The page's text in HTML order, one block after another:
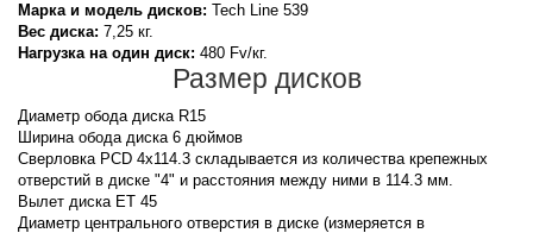
Марка и модель дисков: Tech Line 539
Вес диска: 7,25 кг.
Нагрузка на один диск: 480 Fv/кг.
Размер дисков
Диаметр обода диска R15
Ширина обода диска 6 дюймов
Сверловка PCD 4x114.3 складывается из количества крепежных
отверстий в диске "4" и расстояния между ними в 114.3 мм.
Вылет диска ET 45
Диаметр центрального отверстия в диске (измеряется в